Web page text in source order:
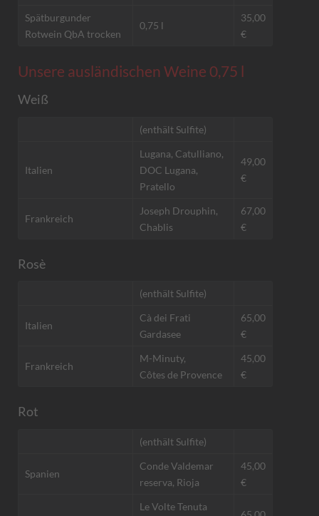
Spätburgunder
Rotwein QbA trocken
0,75 l
35,00
€
Unsere ausländischen Weine 0,75 l
Weiß
(enthält Sulfite)
Italien
Lugana, Catulliano,
DOC Lugana,
Pratello
49,00
€
Frankreich
Joseph Drouphin,
Chablis
67,00
€
Rosè
(enthält Sulfite)
Italien
Cà dei Frati
Gardasee
65,00
€
Frankreich
M-Minuty,
Côtes de Provence
45,00
€
Rot
(enthält Sulfite)
Spanien
Conde Valdemar
reserva, Rioja
45,00
€
Le Volte Tenuta